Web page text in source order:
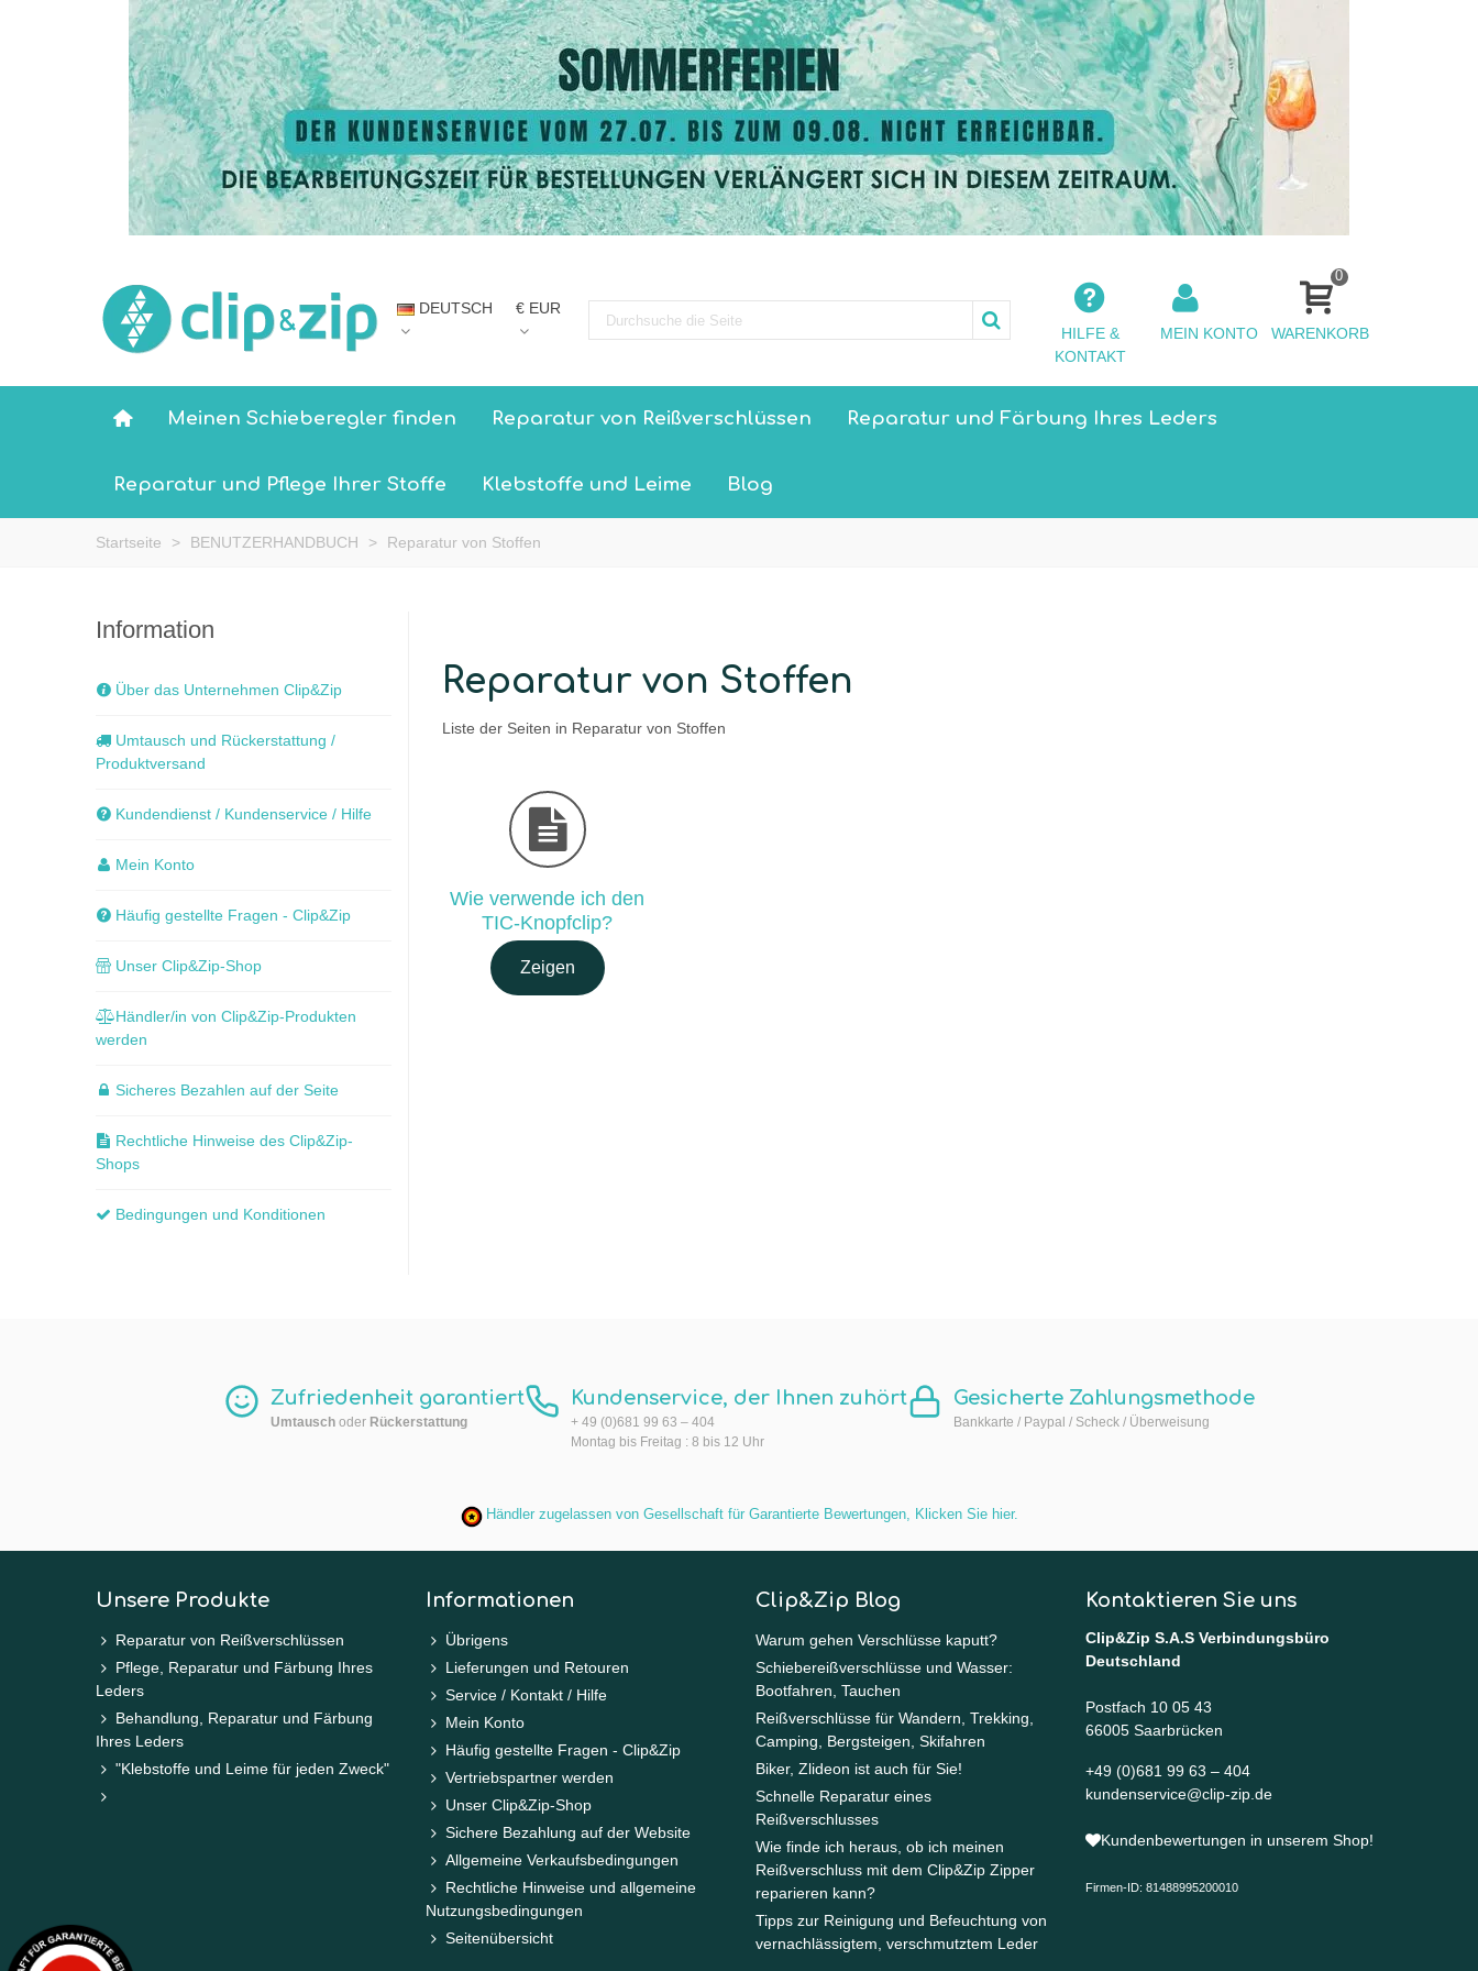
DEUTSCH
€ EUR
HILFE &
KONTAKT
MEIN KONTO
0
WARENKORB
Meinen Schieberegler finden Reparatur von Reißverschlüssen Reparatur und Färbung Ihres Leders
Reparatur und Pflege Ihrer Stoffe Klebstoffe und Leime Blog
Startseite > BENUTZERHANDBUCH > Reparatur von Stoffen
Information
Über das Unternehmen Clip&Zip
Umtausch und Rückerstattung /
Produktversand
Kundendienst / Kundenservice / Hilfe
Mein Konto
Häufig gestellte Fragen - Clip&Zip
Unser Clip&Zip-Shop
Händler/in von Clip&Zip-Produkten
werden
Sicheres Bezahlen auf der Seite
Rechtliche Hinweise des Clip&Zip-
Shops
Bedingungen und Konditionen
Reparatur von Stoffen
Liste der Seiten in Reparatur von Stoffen
Wie verwende ich den
TIC-Knopfclip?
Zeigen
Zufriedenheit garantiert
Umtauschoder Rückerstattung
Kundenservice, der Ihnen zuhört
+ 49 (0)681 99 63 – 404
Montag bis Freitag : 8 bis 12 Uhr
Gesicherte Zahlungsmethode
Bankkarte / Paypal / Scheck / Überweisung
Händler zugelassen von Gesellschaft für Garantierte Bewertungen, Klicken Sie hier.
Unsere Produkte
Reparatur von Reißverschlüssen
Pflege, Reparatur und Färbung Ihres
Leders
Behandlung, Reparatur und Färbung
Ihres Leders
"Klebstoffe und Leime für jeden Zweck"
Informationen
Übrigens
Lieferungen und Retouren
Service / Kontakt / Hilfe
Mein Konto
Häufig gestellte Fragen - Clip&Zip
Vertriebspartner werden
Unser Clip&Zip-Shop
Sichere Bezahlung auf der Website
Allgemeine Verkaufsbedingungen
Rechtliche Hinweise und allgemeine
Nutzungsbedingungen
Seitenübersicht
Clip&Zip Blog
Warum gehen Verschlüsse kaputt?
Schiebereißverschlüsse und Wasser:
Bootfahren, Tauchen
Reißverschlüsse für Wandern, Trekking,
Camping, Bergsteigen, Skifahren
Biker, Zlideon ist auch für Sie!
Schnelle Reparatur eines
Reißverschlusses
Wie finde ich heraus, ob ich meinen
Reißverschluss mit dem Clip&Zip Zipper
reparieren kann?
Tipps zur Reinigung und Befeuchtung von
vernachlässigtem, verschmutztem Leder
Kontaktieren Sie uns
Clip&Zip S.A.S Verbindungsbüro
Deutschland
Postfach 10 05 43
66005 Saarbrücken
+49 (0)681 99 63 – 404
kundenservice@clip-zip.de
Kundenbewertungen in unserem Shop!
Firmen-ID: 81488995200010